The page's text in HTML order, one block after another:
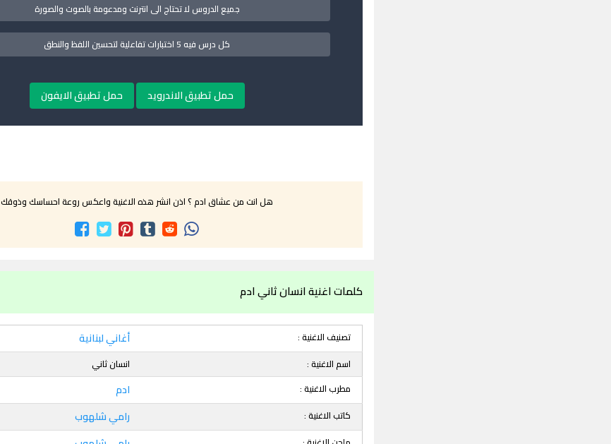
جميع الدروس لا تحتاج الى انترنت ومدعومة بالصوت والصورة
كل درس فيه 5 اختبارات تفاعلية لتحسين اللفظ والنطق
حمل تطبيق الاندرويد حمل تطبيق الايفون
هل انت من عشاق ادم ؟ اذن انشر هذه الاغنية واعكس روعة احساسك وذوقك
كلمات اغنية انسان ثاني ادم
تصنيف الاغنية : أغاني لبنانية
اسم الاغنية :
انسان ثاني
مطرب الاغنية :
ادم
كاتب الاغنية : رامي شلهوب